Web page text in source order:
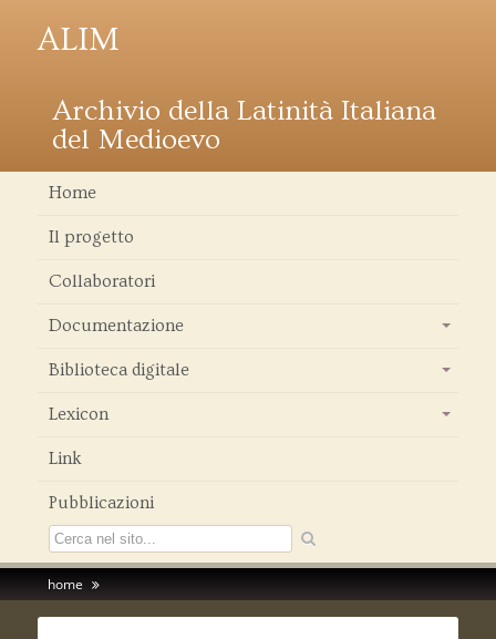
ALIM
Archivio della Latinità Italiana
del Medioevo
Home
Il progetto
Collaboratori
Documentazione
Biblioteca digitale
Lexicon
Link
Pubblicazioni
home